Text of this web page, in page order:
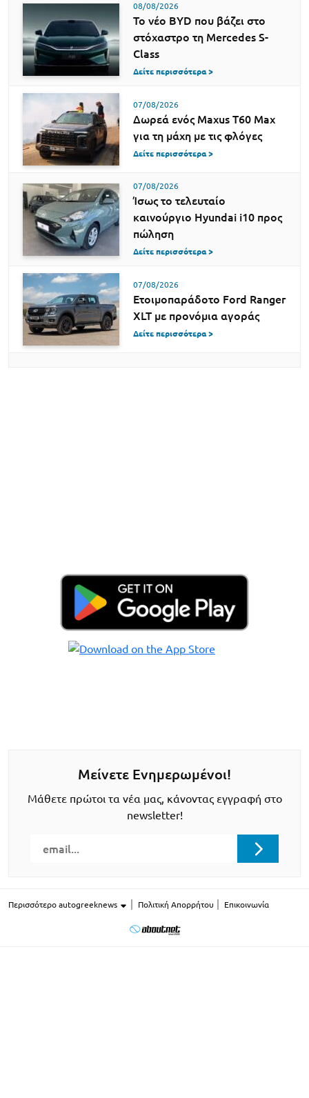
08/08/2026
Το νέο BYD που βάζει στο
στόχαστρο τη Mercedes S-
Class
Δείτε περισσότερα >
07/08/2026
Δωρεά ενός Maxus T60 Max
για τη μάχη με τις φλόγες
Δείτε περισσότερα >
07/08/2026
Ίσως το τελευταίο
καινούργιο Hyundai i10 προς
πώληση
Δείτε περισσότερα >
07/08/2026
Ετοιμοπαράδοτο Ford Ranger
XLT με προνόμια αγοράς
Δείτε περισσότερα >
Μείνετε Ενημερωμένοι!
Μάθετε πρώτοι τα νέα μας, κάνοντας εγγραφή στο
newsletter!
Περισσότερο autogreeknews Πολιτική Απορρήτου Επικοινωνία